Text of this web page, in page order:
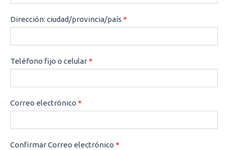
Dirección: ciudad/provincia/país *
Teléfono fijo o celular*
Correo electrónico *
Confirmar Correo electrónico *